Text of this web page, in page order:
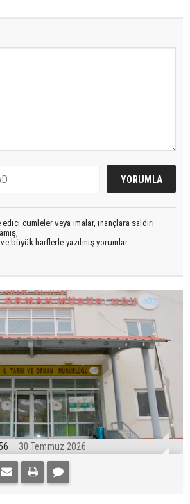
cümleler veya imalar, inançlara saldırı
büyük harflerle yazılmış yorumlar
30 Temmuz 2026